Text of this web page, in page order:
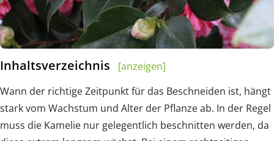
Inhaltsverzeichnis
[anzeigen]
Wann der richtige Zeitpunkt für das Beschneiden ist, hängt
stark vom Wachstum und Alter der Pflanze ab. In der Regel
muss die Kamelie nur gelegentlich beschnitten werden, da